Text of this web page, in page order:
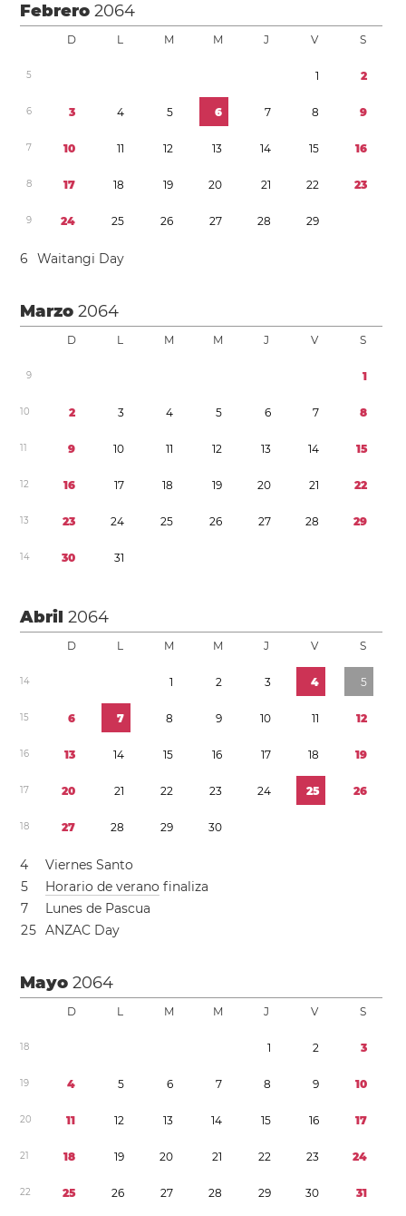
Febrero2064
D L M M J V S
5 1 2
6 3 4 5 6 7 8 9
7 10 11 12 13 14 15 16
8 17 18 19 20 21 22 23
9 24 25 26 27 28 29
6 Waitangi Day
Marzo2064
D L M M J V S
9 1
10 2 3 4 5 6 7 8
11 9 10 11 12 13 14 15
12 16 17 18 19 20 21 22
13 23 24 25 26 27 28 29
14 30 31
Abril2064
D L M M J V S
14 1 2 3 4 5
15 6 7 8 9 10 11 12
16 13 14 15 16 17 18 19
17 20 21 22 23 24 25 26
18 27 28 29 30
4
Viernes Santo
5
Horario de verano finaliza
7
Lunes de Pascua
25 ANZAC Day
Mayo2064
D L M M J V S
18 1 2 3
19 4 5 6 7 8 9 10
20 11 12 13 14 15 16 17
21 18 19 20 21 22 23 24
22 25 26 27 28 29 30 31